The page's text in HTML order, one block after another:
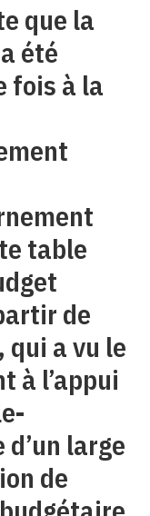
que la
été
fois à la
table
de
a vu le
à l’appui
large
de